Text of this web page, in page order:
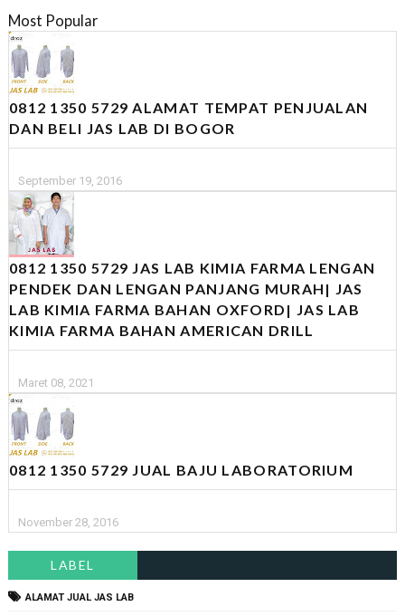
Most Popular
0812 1350 5729 ALAMAT TEMPAT PENJUALAN
DAN BELI JAS LAB DI BOGOR
September 19, 2016
0812 1350 5729 JAS LAB KIMIA FARMA LENGAN
PENDEK DAN LENGAN PANJANG MURAH| JAS
LAB KIMIA FARMA BAHAN OXFORD| JAS LAB
KIMIA FARMA BAHAN AMERICAN DRILL
Maret 08, 2021
0812 1350 5729 JUAL BAJU LABORATORIUM
November 28, 2016
LABEL
ALAMAT JUAL JAS LAB